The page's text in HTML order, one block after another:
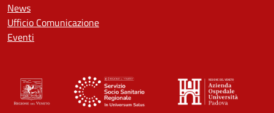
News
Ufficio Comunicazione
Eventi